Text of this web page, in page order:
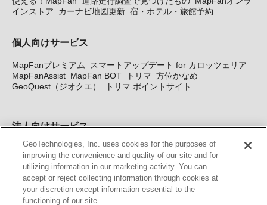
インストア
カーナビ地図更新 宿・ホテル・旅館予約
個人向けサービス
MapFanプレミアム
スマートアップデート for カロッツェリア
MapFanAssist MapFan BOT トリマ 方位かなめ
GeoQuest（ジオクエ）
トリマ ポイントサイト
法人向けサービス
法人向け地図・位置情報サービス WEBサイト・システム向け地
図API Windows PC向け地図開発キット MapFan DB 住所確認
サービス
MAP WORLD+ トリマ広告 Geo-Research
GeoTechnologies, Inc. uses cookies for the purposes of
improving the convenience and quality of our site and for
utilizing information in our marketing activity. You can
accept or reject collecting information through cookies at
your discretion except information essential to the
functioning of our site.